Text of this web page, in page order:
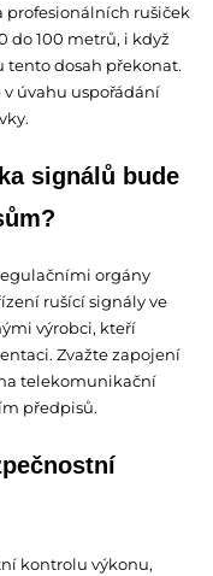
profesionálních rušiček
do 100 metrů, i když
tento dosah překonat.
úvahu uspořádání
signálů bude
orgány
rušící signály ve
výrobci, kteří
Zvažte zapojení
telekomunikační
předpisů.
kontrolu výkonu,